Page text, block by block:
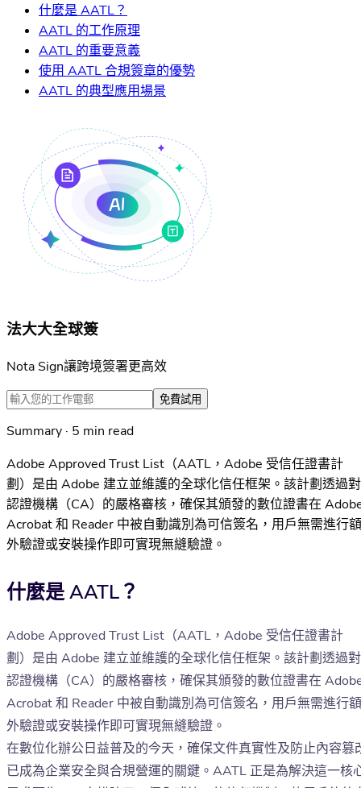
什麼是 AATL？
AATL 的工作原理
AATL 的重要意義
使用 AATL 合規簽章的優勢
AATL 的典型應用場景
法大大全球簽
Nota Sign讓跨境簽署更高效
免費試用
Summary · 5 min read
Adobe Approved Trust List（AATL，Adobe 受信任證書計
劃）是由 Adobe 建立並維護的全球化信任框架。該計劃透過對
認證機構（CA）的嚴格審核，確保其頒發的數位證書在
Acrobat 和 Reader 中被自動識別為可信簽名，用戶無需進行額
外驗證或安裝操作即可實現無縫驗證。
什麼是 AATL？
Adobe Approved Trust List（AATL，Adobe 受信任證書計
劃）是由 Adobe 建立並維護的全球化信任框架。該計劃透過對
認證機構（CA）的嚴格審核，確保其頒發的數位證書在
Acrobat 和 Reader 中被自動識別為可信簽名，用戶無需進行額
外驗證或安裝操作即可實現無縫驗證。
在數位化辦公日益普及的今天，確保文件真實性及防止內容篡
已成為企業安全與合規營運的關鍵。AATL 正是為解決這一核